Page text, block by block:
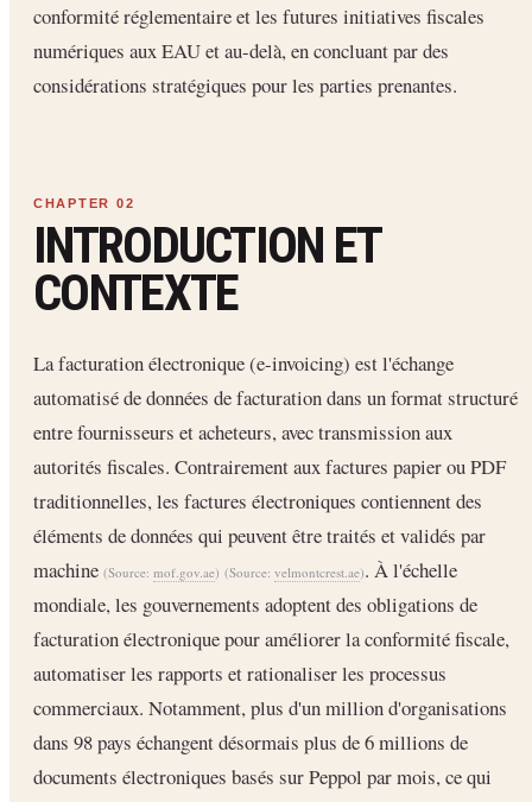
conformité réglementaire et les futures initiatives fiscales
numériques aux EAU et au-delà, en concluant par des
considérations stratégiques pour les parties prenantes.
INTRODUCTION ET
CONTEXTE
La facturation électronique (e-invoicing) est l'échange
automatisé de données de facturation dans un format structuré
entre fournisseurs et acheteurs, avec transmission aux
autorités fiscales. Contrairement aux factures papier ou PDF
traditionnelles, les factures électroniques contiennent des
éléments de données qui peuvent être traités et validés par
machine (Source: mof.gov.ae) (Source: velmontcrest.ae). À l'échelle
mondiale, les gouvernements adoptent des obligations de
facturation électronique pour améliorer la conformité fiscale,
automatiser les rapports et rationaliser les processus
commerciaux. Notamment, plus d'un million d'organisations
dans 98 pays échangent désormais plus de 6 millions de
documents électroniques basés sur Peppol par mois, ce qui